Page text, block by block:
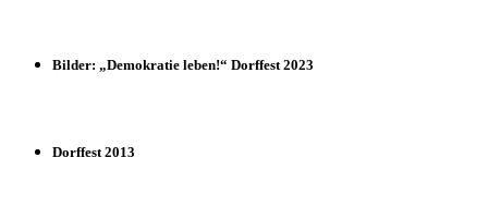
Bilder: „Demokratie leben!“ Dorffest 2023
Dorffest 2013